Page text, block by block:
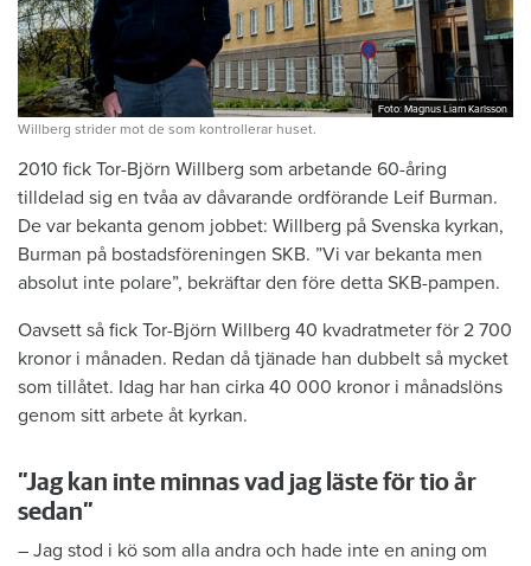
Foto: Magnus Liam Karlsson
Foto: Magnus Liam Karlsson
Willberg strider mot de som kontrollerar huset.
2010 fick Tor-Björn Willberg som arbetande 60-åring
tilldelad sig en tvåa av dåvarande ordförande Leif Burman.
De var bekanta genom jobbet: Willberg på Svenska kyrkan,
Burman på bostadsföreningen SKB. ”Vi var bekanta men
absolut inte polare”, bekräftar den före detta SKB-pampen.
Oavsett så fick Tor-Björn Willberg 40 kvadratmeter för 2 700
kronor i månaden. Redan då tjänade han dubbelt så mycket
som tillåtet. Idag har han cirka 40 000 kronor i månadslöns
genom sitt arbete åt kyrkan.
”Jag kan inte minnas vad jag läste för tio år
sedan”
– Jag stod i kö som alla andra och hade inte en aning om